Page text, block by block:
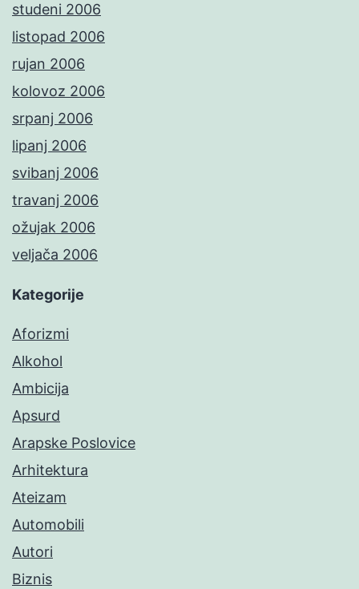
studeni 2006
listopad 2006
rujan 2006
kolovoz 2006
srpanj 2006
lipanj 2006
svibanj 2006
travanj 2006
ožujak 2006
veljača 2006
Kategorije
Aforizmi
Alkohol
Ambicija
Apsurd
Arapske Poslovice
Arhitektura
Ateizam
Automobili
Autori
Biznis